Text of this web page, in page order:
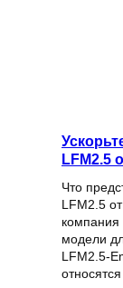
LFM2.5
Что
LFM2.5
компания
модели
LFM2.5-
относятся